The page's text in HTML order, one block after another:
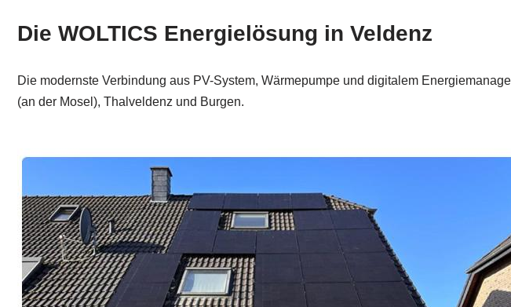
Die WOLTICS Energielösung in Veldenz
Die modernste Verbindung aus PV-System, Wärmepumpe und digitalem
(an der Mosel), Thalveldenz und Burgen.